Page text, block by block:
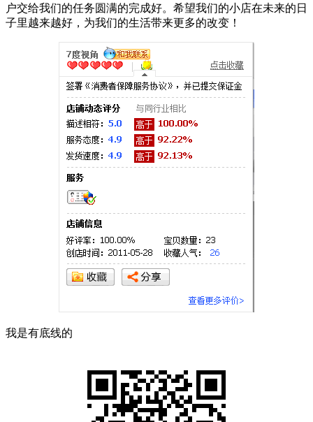
户交给我们的任务圆满的完成好。希望我们的小店在未来的日
子里越来越好，为我们的生活带来更多的改变！
我是有底线的